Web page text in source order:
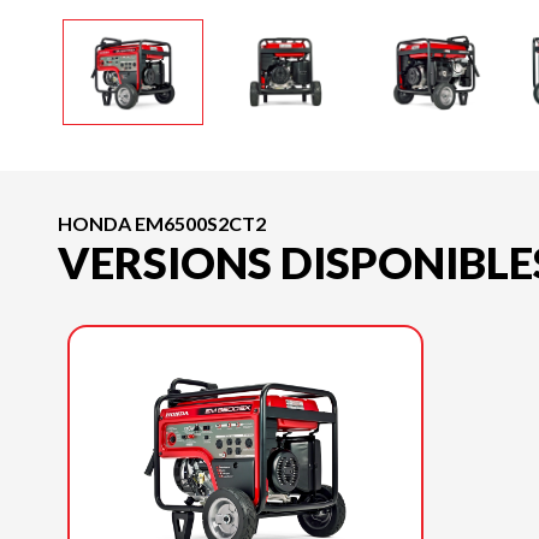
HONDA EM6500S2CT2
VERSIONS